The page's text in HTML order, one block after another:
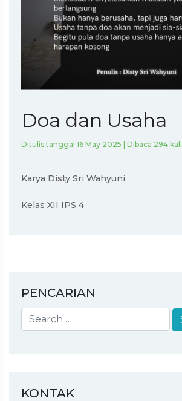
Doa dan Usaha
Ditulis tanggal 16 May 2025 | Dibaca 294 kali
Karya Disty Sri Wahyuni
Kelas XII IPS 4
PENCARIAN
KONTAK